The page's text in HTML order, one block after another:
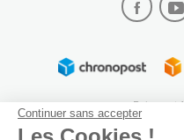
Paiement
Continuer sans accepter